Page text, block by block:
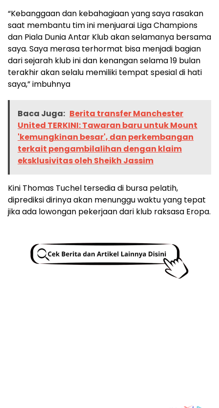
“Kebanggaan dan kebahagiaan yang saya rasakan
saat membantu tim ini menjuarai Liga Champions
dan Piala Dunia Antar Klub akan selamanya bersama
saya. Saya merasa terhormat bisa menjadi bagian
dari sejarah klub ini dan kenangan selama 19 bulan
terakhir akan selalu memiliki tempat spesial di hati
saya,” imbuhnya
Baca Juga: Berita transfer Manchester
United TERKINI: Tawaran baru untuk Mount
'kemungkinan besar', dan perkembangan
terkait pengambilalihan dengan klaim
eksklusivitas oleh Sheikh Jassim
Kini Thomas Tuchel tersedia di bursa pelatih,
diprediksi dirinya akan menunggu waktu yang tepat
jika ada lowongan pekerjaan dari klub raksasa Eropa.